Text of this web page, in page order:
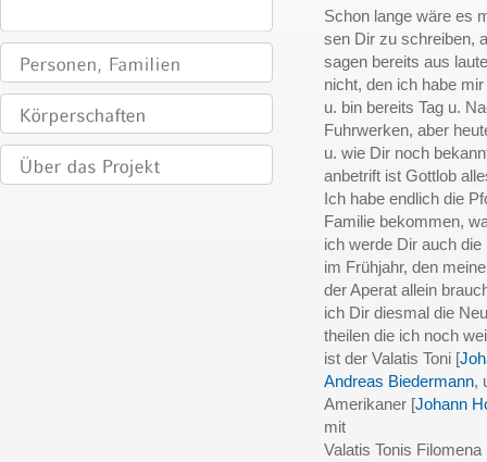
Schon lange wäre es
sen Dir zu schreiben,
sagen bereits aus
nicht, den ich habe
u. bin bereits Tag u.
Fuhrwerken, aber
u. wie Dir noch
anbetrift ist Gottlob
Ich habe endlich die
Familie bekommen,
ich werde Dir auch
im Frühjahr, den
der Aperat allein
ich Dir diesmal die
theilen die ich noch
ist der Valatis Toni [
Andreas Biedermann,
Amerikaner [Johann
mit
Valatis Tonis Filomena